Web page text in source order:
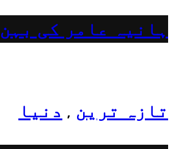
ہانیہ عامر کی
تازہ ترین , دنیا